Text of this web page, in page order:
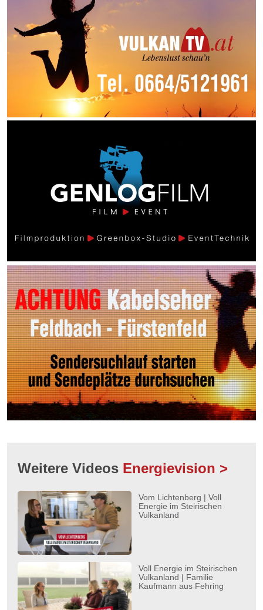
Weitere Videos Energievision >
Vom Lichtenberg | Voll
Energie im Steirischen
Vulkanland
Voll Energie im Steirischen
Vulkanland | Familie
Kaufmann aus Fehring